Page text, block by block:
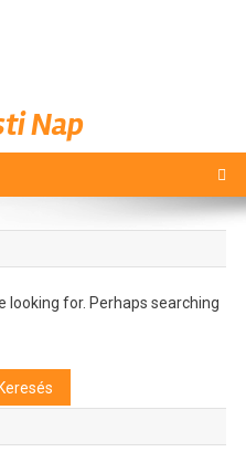
Nap
looking for. Perhaps searching